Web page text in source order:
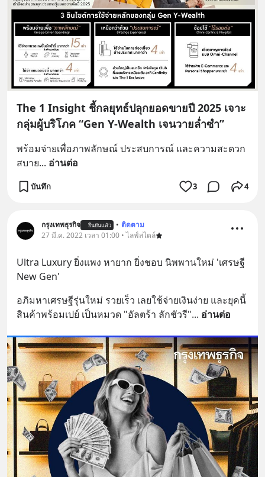
The 1 Insight ชี้กลยุทธ์ปลุกยอดขายปี 2025 เจาะ
กลุ่มผู้บริโภค “Gen Y-Wealth เจนวายล่ำซำ”
พร้อมจ่ายเพื่อภาพลักษณ์ ประสบการณ์ และความสะดวก
สบาย... อ่านต่อ
บันทึก 3 4
กรุงเทพธุรกิจ ยืนยันแล้ว • ติดตาม
27 มี.ค. 2022 เวลา 01:00 • ไลฟ์สไตล์
Ultra Luxury ยิ่งแพง หายาก ยิ่งชอบ นิพพานใหม่ 'เศรษฐี
New Gen'
อภิมหาเศรษฐีรุ่นใหม่ รวยเร็ว เลยใช้จ่ายเงินง่าย และยุคนี้
สินค้าพร้อมเปย์ เป็นหมวด "อัลตร้า ลักชัวรี"... อ่านต่อ